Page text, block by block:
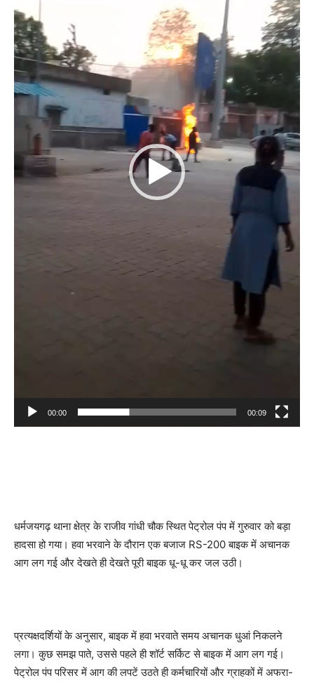
00:00 00:09
धर्मजयगढ़ थाना क्षेत्र के राजीव गांधी चौक स्थित पेट्रोल पंप में गुरुवार को बड़ा
हादसा हो गया। हवा भरवाने के दौरान एक बजाज RS-200 बाइक में अचानक
आग लग गई और देखते ही देखते पूरी बाइक धू-धू कर जल उठी।
प्रत्यक्षदर्शियों के अनुसार, बाइक में हवा भरवाते समय अचानक धुआं निकलने
लगा। कुछ समझ पाते, उससे पहले ही शॉर्ट सर्किट से बाइक में आग लग गई।
पेट्रोल पंप परिसर में आग की लपटें उठते ही कर्मचारियों और ग्राहकों में अफरा-